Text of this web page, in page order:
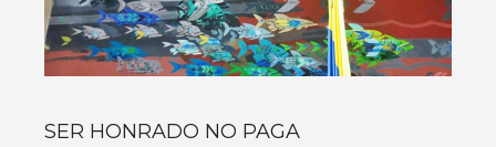
SER HONRADO NO PAGA